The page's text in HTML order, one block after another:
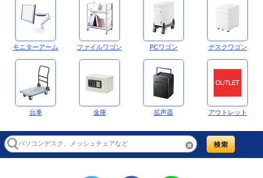
モニターアーム ファイルワゴン PCワゴン デスクワゴン
台車 金庫 拡声器 アウトレット